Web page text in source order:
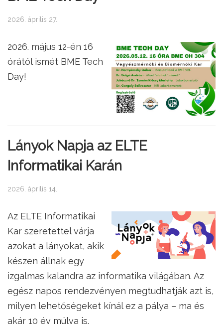
2026. április 27.
2026. május 12-én 16
órától ismét BME Tech
Day!
Lányok Napja az ELTE
Informatikai Karán
2026. április 14.
Az ELTE Informatikai
Kar szeretettel várja
azokat a lányokat, akik
készen állnak egy
izgalmas kalandra az informatika világában. Az
egész napos rendezvényen megtudhatják azt is,
milyen lehetőségeket kínál ez a pálya – ma és
akár 10 év múlva is.